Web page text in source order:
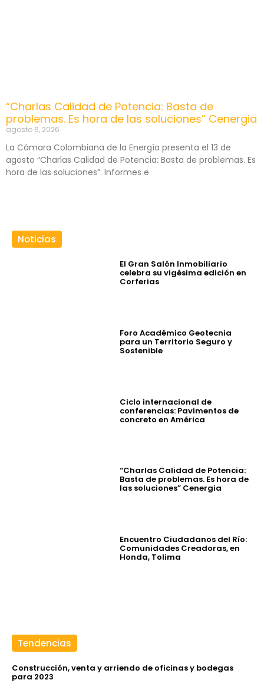
“Charlas Calidad de Potencia: Basta de
problemas. Es hora de las soluciones” Cenergia
agosto 6, 2026
La Cámara Colombiana de la Energía presenta el 13 de
agosto “Charlas Calidad de Potencia: Basta de problemas. Es
hora de las soluciones”. Informes e
Noticias
El Gran Salón Inmobiliario
celebra su vigésima edición en
Corferias
Foro Académico Geotecnia
para un Territorio Seguro y
Sostenible
Ciclo internacional de
conferencias: Pavimentos de
concreto en América
“Charlas Calidad de Potencia:
Basta de problemas. Es hora de
las soluciones” Cenergia
Encuentro Ciudadanos del Río:
Comunidades Creadoras, en
Honda, Tolima
Tendencias
Construcción, venta y arriendo de oficinas y bodegas
para 2023